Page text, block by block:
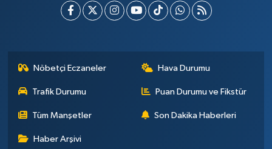
Nöbetçi Eczaneler Hava Durumu
Trafik Durumu Puan Durumu ve Fikstür
Tüm Manşetler Son Dakika Haberleri
Haber Arşivi